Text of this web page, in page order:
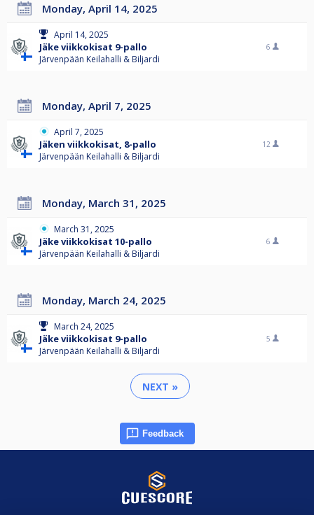
Monday, April 14, 2025
April 14, 2025
Jäke viikkokisat 9-pallo
Järvenpään Keilahalli & Biljardi
6
Monday, April 7, 2025
April 7, 2025
Jäken viikkokisat, 8-pallo
Järvenpään Keilahalli & Biljardi
12
Monday, March 31, 2025
March 31, 2025
Jäke viikkokisat 10-pallo
Järvenpään Keilahalli & Biljardi
6
Monday, March 24, 2025
March 24, 2025
Jäke viikkokisat 9-pallo
Järvenpään Keilahalli & Biljardi
5
NEXT »
Feedback